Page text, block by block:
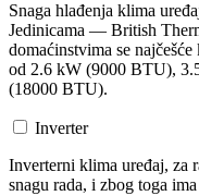
Snaga hlađenja klima
Jedinicama — British
domaćinstvima se
od 2.6 kW (9000 BTU),
(18000 BTU).
Inverter
Inverterni klima uređaj, za
snagu rada, i zbog toga